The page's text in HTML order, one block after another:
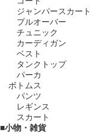
ジャンパースカート
プルオーバー
チュニック
カーディガン
ベスト
タンクトップ
パーカ
ボトムス
パンツ
レギンス
スカート
小物・雑貨